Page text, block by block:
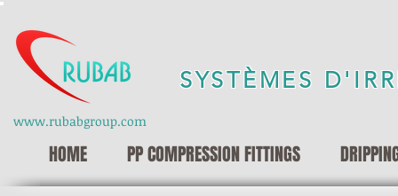
SYSTÈMES
www.rubabgroup.com
HOME PP COMPRESSION FITTINGS